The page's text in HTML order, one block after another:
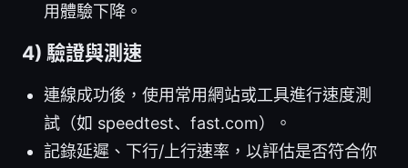
用體驗下降。
4) 驗證與測速
連線成功後，使用常用網站或工具進行速度測
試（如 speedtest、fast.com）。
記錄延遲、下行/上行速率，以評估是否符合你